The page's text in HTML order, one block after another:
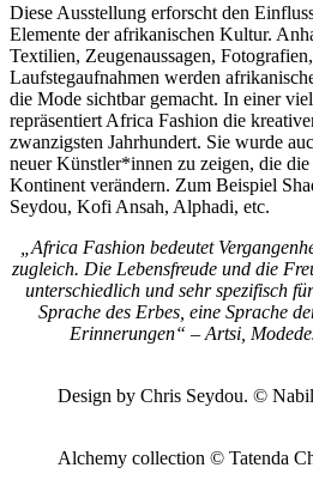
Diese Ausstellung erforscht den
Elemente der afrikanischen Kultur.
Textilien, Zeugenaussagen,
Laufstegaufnahmen werden
die Mode sichtbar gemacht. In einer
repräsentiert Africa Fashion die
zwanzigsten Jahrhundert. Sie wurde
neuer Künstler*innen zu zeigen, die
Kontinent verändern. Zum Beispiel
Seydou, Kofi Ansah, Alphadi, etc.
„Africa Fashion bedeutet
zugleich. Die Lebensfreude und die
unterschiedlich und sehr spezifisch
Sprache des Erbes, eine Sprache
Erinnerungen“ – Artsi,
Design by Chris Seydou. ©
Alchemy collection © Tatenda